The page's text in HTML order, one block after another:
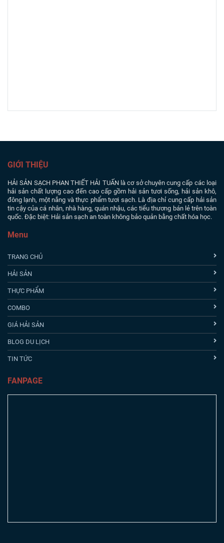
GIỚI THIỆU
HẢI SẢN SẠCH PHAN THIẾT HẢI TUẤN là cơ sở chuyên cung cấp các loại
hải sản chất lượng cao đến cao cấp gồm hải sản tươi sống, hải sản khô,
đông lạnh, một nắng và thực phẩm tươi sạch. Là địa chỉ cung cấp hải sản
tin cậy của cá nhân, nhà hàng, quán nhậu, các tiểu thương bán lẻ trên toàn
quốc. Đặc biệt: Hải sản sạch an toàn không bảo quản bằng chất hóa học.
Menu
TRANG CHỦ
HẢI SẢN
THỰC PHẨM
COMBO
GIÁ HẢI SẢN
BLOG DU LỊCH
TIN TỨC
FANPAGE